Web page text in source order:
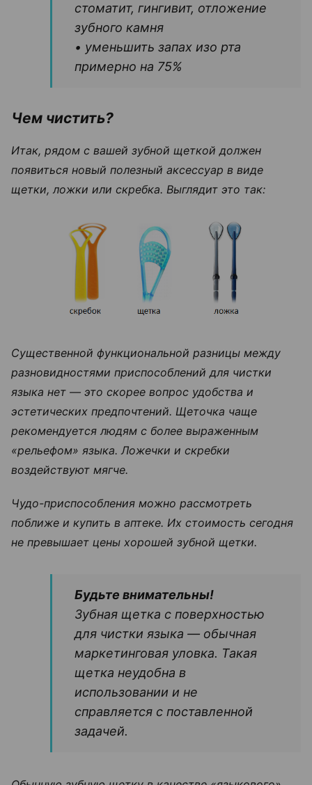
стоматит, гингивит, отложение
зубного камня
• уменьшить запах изо рта
примерно на 75%
Чем чистить?
Итак, рядом с вашей зубной щеткой должен
появиться новый полезный аксессуар в виде
щетки, ложки или скребка. Выглядит это так:
Существенной функциональной разницы между
разновидностями приспособлений для чистки
языка нет — это скорее вопрос удобства и
эстетических предпочтений. Щеточка чаще
рекомендуется людям с более выраженным
«рельефом» языка. Ложечки и скребки
воздействуют мягче.
Чудо-приспособления можно рассмотреть
поближе и купить в аптеке. Их стоимость сегодня
не превышает цены хорошей зубной щетки.
Будьте внимательны!
Зубная щетка с поверхностью
для чистки языка — обычная
маркетинговая уловка. Такая
щетка неудобна в
использовании и не
справляется с поставленной
задачей.